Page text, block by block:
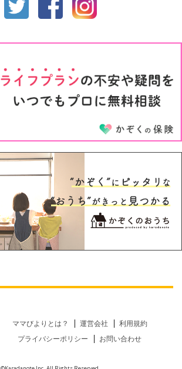
6才
ママびよりとは？ 運営会社
利用規約
プライバシーポリシー
お問い合わせ